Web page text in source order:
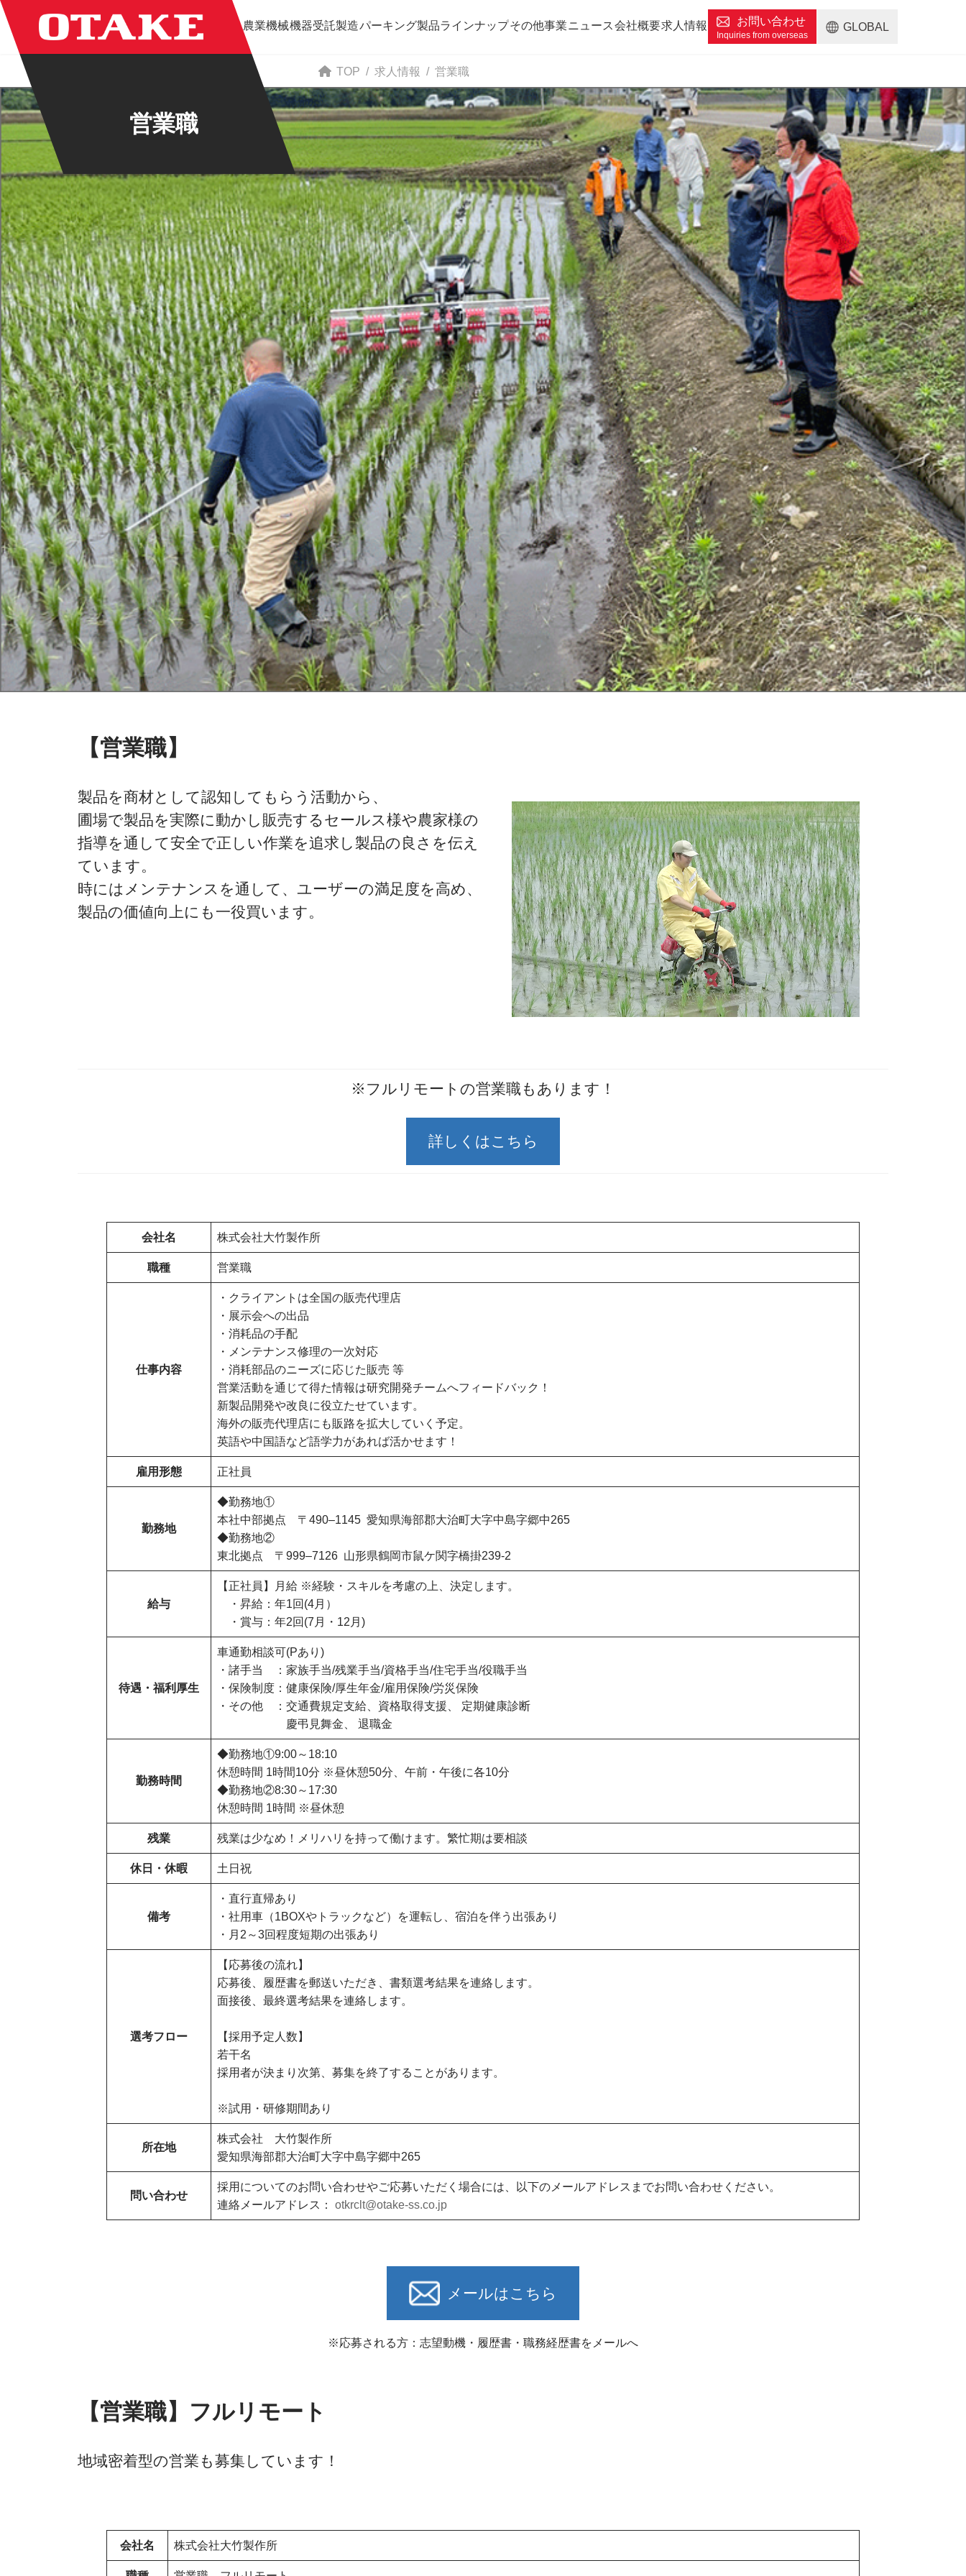
コ
ン
へ
ス
ッ
プ
ナ
ビ
ョ
ン
移
動
農業機械機器受託製造パーキング製品ラインナップその他事業ニュース会社概要求人情報 お問い合わせ GLOBAL
TOP 求人情報 営業職
営業職
【営業職】
製品を商材として認知してもらう活動から、
圃場で製品を実際に動かし販売するセールス様や農家様の
指導を通して安全で正しい作業を追求し製品の良さを伝え
ています。
時にはメンテナンスを通して、ユーザーの満足度を高め、
製品の価値向上にも一役買います。
※フルリモートの営業職もあります！
詳しくはこちら
会社名 株式会社大竹製作所
職種 営業職
仕事内容
・クライアントは全国の販売代理店
・展示会への出品
・消耗品の手配
・メンテナンス修理の一次対応
・消耗部品のニーズに応じた販売 等
営業活動を通じて得た情報は研究開発チームへフィードバック！
新製品開発や改良に役立たせています。
海外の販売代理店にも販路を拡大していく予定。
英語や中国語など語学力があれば活かせます！
雇用形態 正社員
勤務地
◆勤務地①
本社中部拠点 〒490–1145 愛知県海部郡大治町大字中島字郷中265
◆勤務地②
東北拠点 〒999–7126 山形県鶴岡市鼠ケ関字橋掛239-2
給与
【正社員】月給 ※経験・スキルを考慮の上、決定します。
・昇給：年1回(4月）
・賞与：年2回(7月・12月)
待遇・福利厚生
車通勤相談可(Pあり)
・諸手当 ：家族手当/残業手当/資格手当/住宅手当/役職手当
・保険制度：健康保険/厚生年金/雇用保険/労災保険
・その他 ：交通費規定支給、資格取得支援、 定期健康診断
慶弔見舞金、 退職金
勤務時間
◆勤務地①9:00～18:10
休憩時間 1時間10分 ※昼休憩50分、午前・午後に各10分
◆勤務地②8:30～17:30
休憩時間 1時間 ※昼休憩
残業 残業は少なめ！メリハリを持って働けます。繁忙期は要相談
休日・休暇 土日祝
備考
・直行直帰あり
・社用車（1BOXやトラックなど）を運転し、宿泊を伴う出張あり
・月2～3回程度短期の出張あり
選考フロー
【応募後の流れ】
応募後、履歴書を郵送いただき、書類選考結果を連絡します。
面接後、最終選考結果を連絡します。
【採用予定人数】
若干名
採用者が決まり次第、募集を終了することがあります。
※試用・研修期間あり
所在地
株式会社 大竹製作所
愛知県海部郡大治町大字中島字郷中265
問い合わせ
採用についてのお問い合わせやご応募いただく場合には、以下のメールアドレスまでお問い合わせください。
連絡メールアドレス： otkrclt@otake-ss.co.jp
メールはこちら
※応募される方：志望動機・履歴書・職務経歴書をメールへ
【営業職】フルリモート
地域密着型の営業も募集しています！
会社名 株式会社大竹製作所